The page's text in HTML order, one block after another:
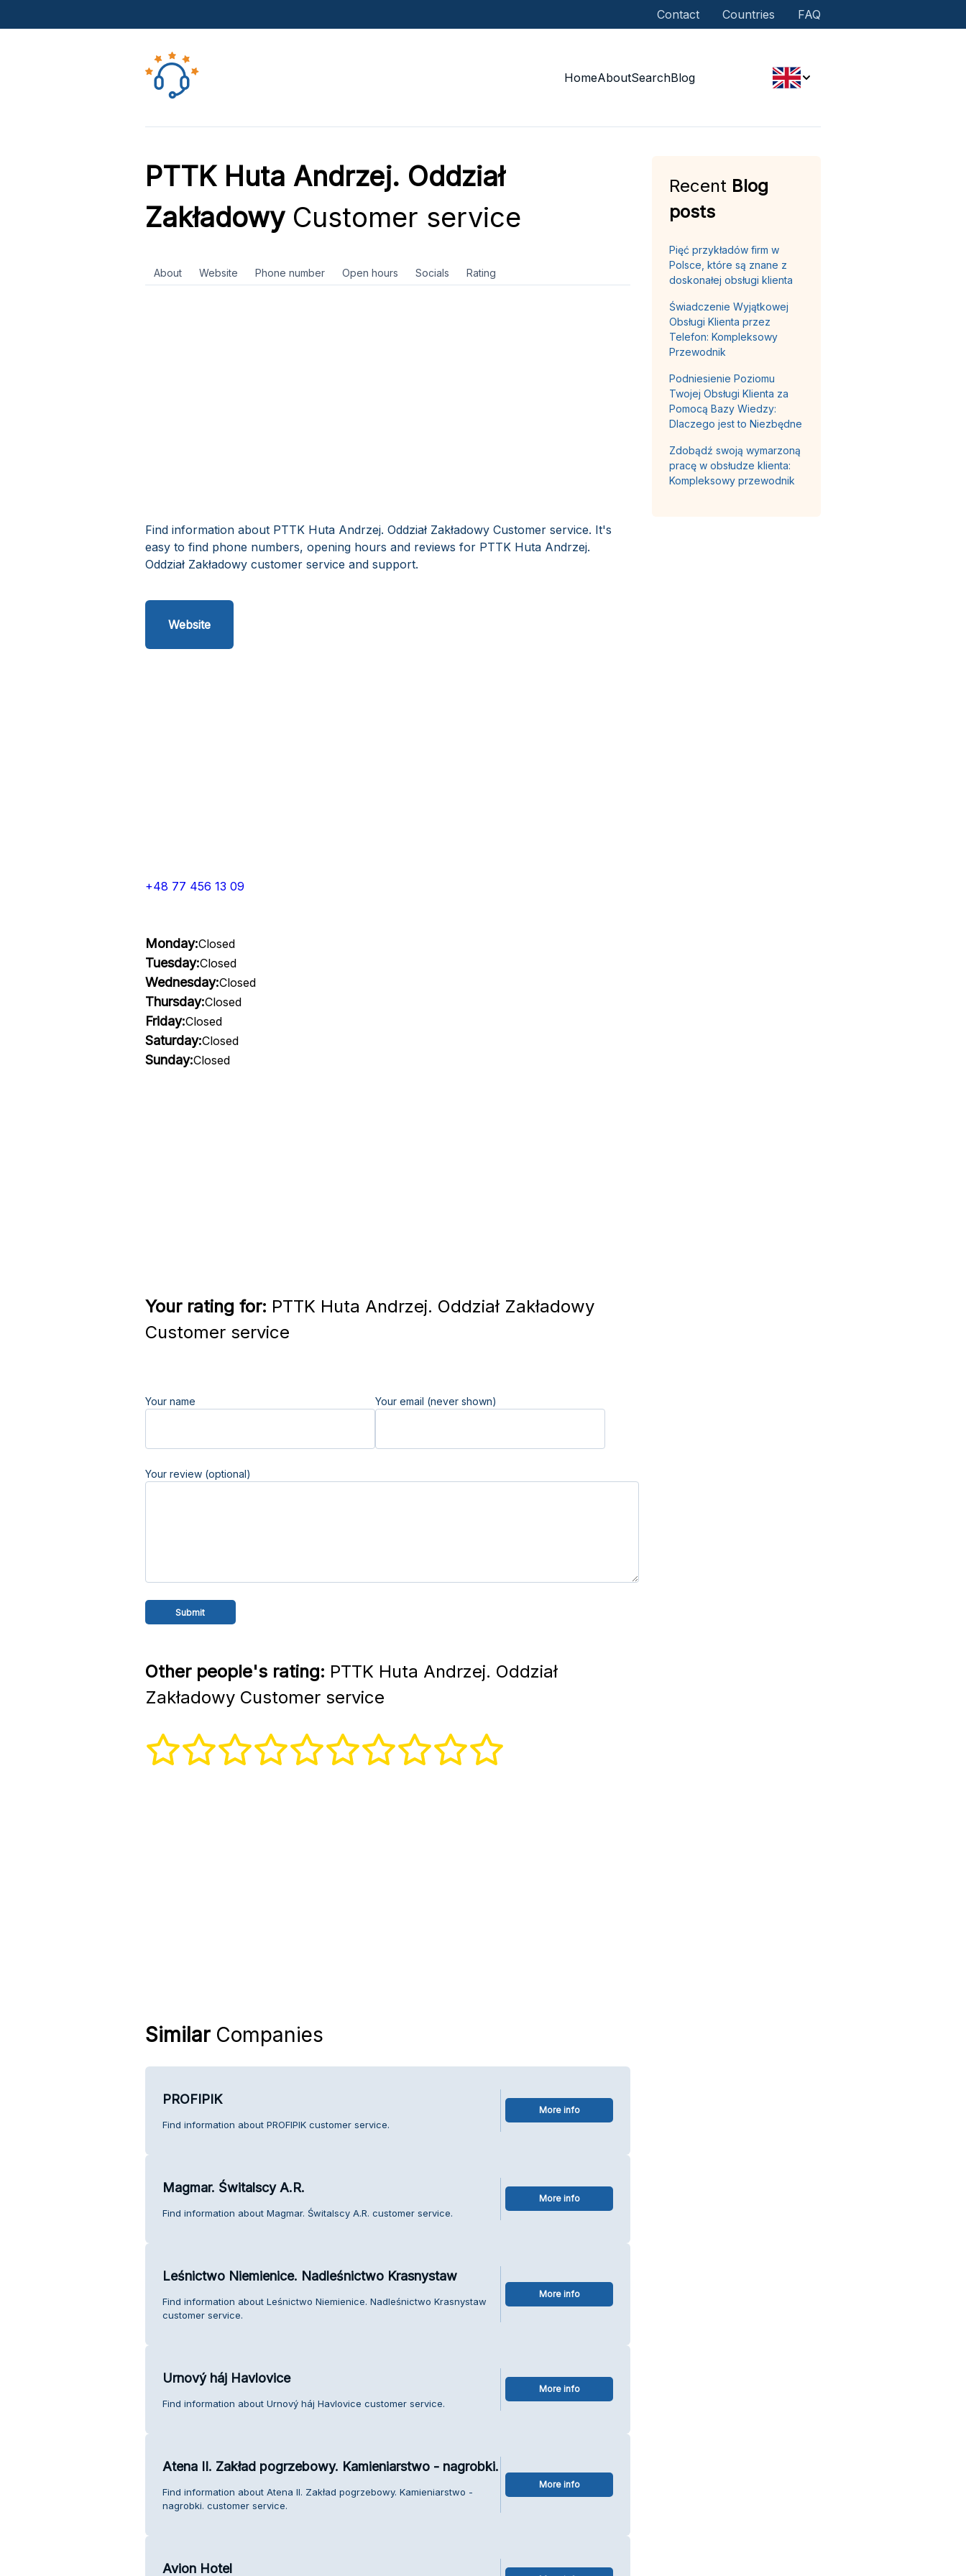
Contact Countries FAQ
HomeAboutSearchBlog
PTTK Huta Andrzej. Oddział
ZakładowyCustomer service
About Website Phone number Open hours Socials Rating
Find information about PTTK Huta Andrzej. Oddział Zakładowy Customer service. It's
easy to find phone numbers, opening hours and reviews for PTTK Huta Andrzej.
Oddział Zakładowy customer service and support.
Website
+48 77 456 13 09
Monday:Closed
Tuesday:Closed
Wednesday:Closed
Thursday:Closed
Friday:Closed
Saturday:Closed
Sunday:Closed
Your rating for: PTTK Huta Andrzej. Oddział Zakładowy
Customer service
Your name Your email (never shown)
Your review (optional)
Other people's rating: PTTK Huta Andrzej. Oddział
Zakładowy Customer service
SimilarCompanies
PROFIPIK
Find information about PROFIPIK customer service.
More info
Magmar. Świtalscy A.R.
Find information about Magmar. Świtalscy A.R. customer service.
More info
Leśnictwo Niemienice. Nadleśnictwo Krasnystaw
Find information about Leśnictwo Niemienice. Nadleśnictwo Krasnystaw
customer service.
More info
Urnový háj Havlovice
Find information about Urnový háj Havlovice customer service.
More info
Atena II. Zakład pogrzebowy. Kamieniarstwo - nagrobki.
Find information about Atena II. Zakład pogrzebowy. Kamieniarstwo -
nagrobki. customer service.
More info
Avion Hotel
Recent Blog
posts
Pięć przykładów firm w
Polsce, które są znane z
doskonałej obsługi klienta
Świadczenie Wyjątkowej
Obsługi Klienta przez
Telefon: Kompleksowy
Przewodnik
Podniesienie Poziomu
Twojej Obsługi Klienta za
Pomocą Bazy Wiedzy:
Dlaczego jest to Niezbędne
Zdobądź swoją wymarzoną
pracę w obsłudze klienta:
Kompleksowy przewodnik